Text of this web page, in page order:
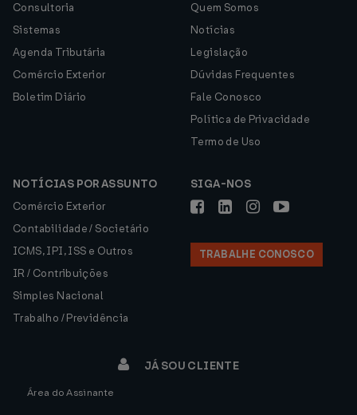
Consultoria
Sistemas
Agenda Tributária
Comércio Exterior
Boletim Diário
Quem Somos
Notícias
Legislação
Dúvidas Frequentes
Fale Conosco
Política de Privacidade
Termo de Uso
NOTÍCIAS POR ASSUNTO
Comércio Exterior
Contabilidade / Societário
ICMS, IPI, ISS e Outros
IR / Contribuições
Simples Nacional
Trabalho / Previdência
SIGA-NOS
TRABALHE CONOSCO
JÁ SOU CLIENTE
Área do Assinante